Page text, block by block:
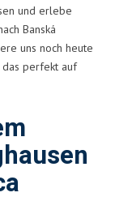
und erlebe
Banská
uns noch heute
perfekt auf